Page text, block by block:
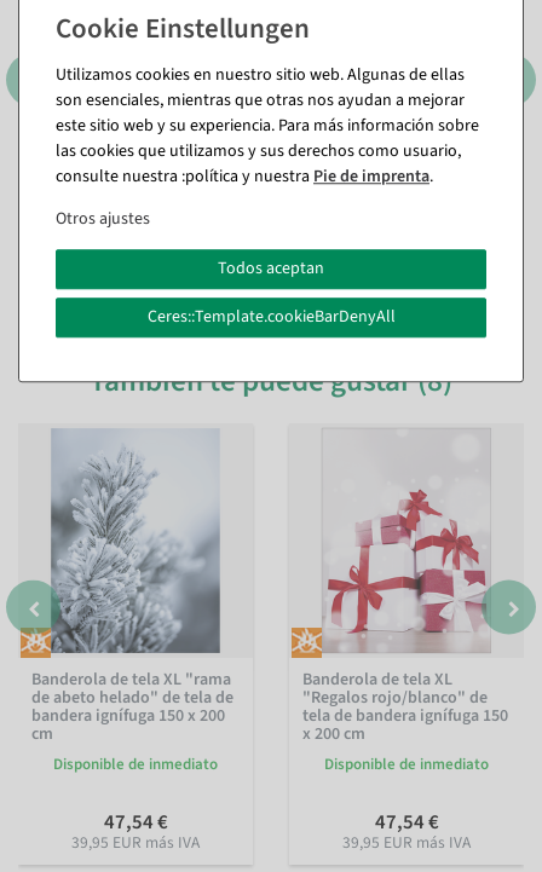
También te puede gustar (8)
Banderola de tela XL "rama
de abeto helado" de tela de
bandera ignífuga 150 x 200
cm
Disponible de inmediato
47,54 €
39,95 EUR más IVA
Banderola de tela XL
"Regalos rojo/blanco" de
tela de bandera ignífuga 150
x 200 cm
Disponible de inmediato
47,54 €
39,95 EUR más IVA
Utilizamos cookies en nuestro sitio web. Algunas de ellas
son esenciales, mientras que otras nos ayudan a mejorar
este sitio web y su experiencia. Para más información sobre
las cookies que utilizamos y sus derechos como usuario,
consulte nuestra :política y nuestra Pie de imprenta.
Otros ajustes
Todos aceptan
Ceres::Template.cookieBarDenyAll